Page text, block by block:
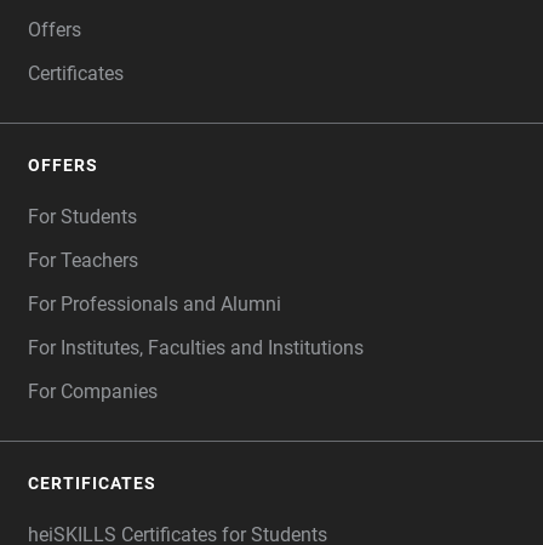
Offers
Certificates
OFFERS
For Students
For Teachers
For Professionals and Alumni
For Institutes, Faculties and Institutions
For Companies
CERTIFICATES
heiSKILLS Certificates for Students